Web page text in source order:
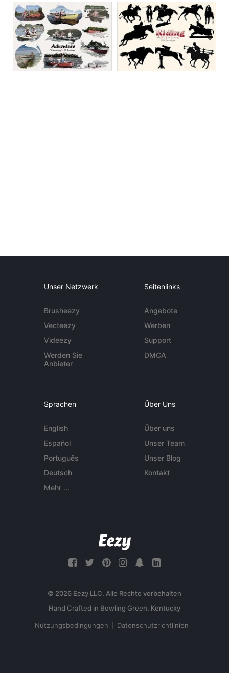
Unser Netzwerk
Brusheezy
Vecteezy
Videezy
Werden Sie
Anbieter
Seitenlinks
Angebote
Werben
Support
DMCA
Sprachen
English
Español
Português
Deutsch
Mehr ...
Über Uns
Über uns
Unser Team
Unser Blog
Kontakt
© 2026 Eezy LLC. Alle Rechte vorbehalten
Nutzungsbedingungen Datenschutzrichtlinien